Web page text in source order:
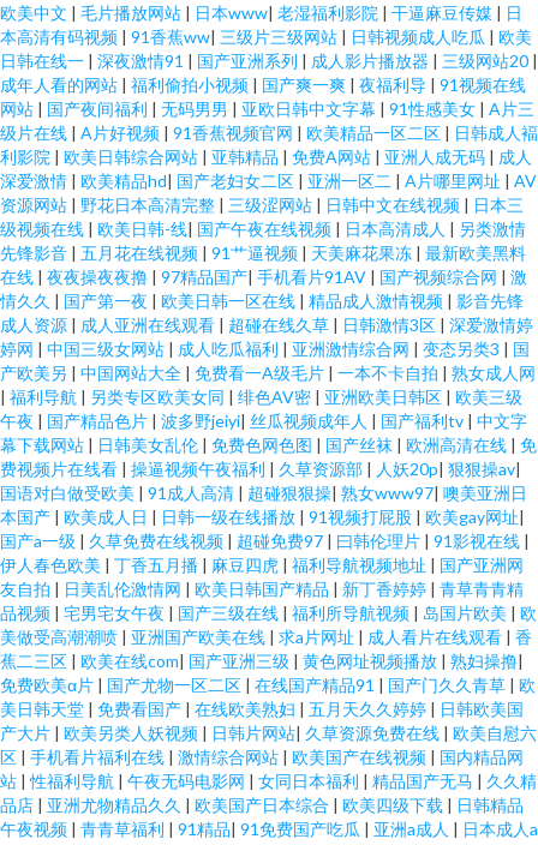
欧美中文 | 毛片播放网站 | 日本www| 老湿福利影院 | 干逼麻豆传媒 | 日
本高清有码视频 | 91香蕉ww| 三级片三级网站 | 日韩视频成人吃瓜 | 欧美
日韩在线一 | 深夜激情91 | 国产亚洲系列 | 成人影片播放器 | 三级网站20 |
成年人看的网站 | 福利偷拍小视频 | 国产爽一爽 | 夜福利导 | 91视频在线
网站 | 国产夜间福利 | 无码男男 | 亚欧日韩中文字幕 | 91性感美女 | A片三
级片在线 | A片好视频 | 91香蕉视频官网 | 欧美精品一区二区 | 日韩成人褔
利影院 | 欧美日韩综合网站 | 亚韩精品 | 免费A网站 | 亚洲人成无码 | 成人
深爱激情 | 欧美精品hd| 国产老妇女二区 | 亚洲一区二 | A片哪里网址 | AV
资源网站 | 野花日本高清完整 | 三级涩网站 | 日韩中文在线视频 | 日本三
级视频在线 | 欧美日韩-线| 国产午夜在线视频 | 日本高清成人 | 另类激情
先锋影音 | 五月花在线视频 | 91艹逼视频 | 天美麻花果冻 | 最新欧美黑料
在线 | 夜夜操夜夜撸 | 97精品国产| 手机看片91AV | 国产视频综合网 | 激
情久久 | 国产第一夜 | 欧美日韩一区在线 | 精品成人激情视频 | 影音先锋
成人资源 | 成人亚洲在线观看 | 超碰在线久草 | 日韩激情3区 | 深爱激情婷
婷网 | 中国三级女网站 | 成人吃瓜福利 | 亚洲激情综合网 | 变态另类3 | 国
产欧美另 | 中国网站大全 | 免费看一A级毛片 | 一本不卡自拍 | 熟女成人网
| 福利导航 | 另类专区欧美女同 | 绯色AV密 | 亚洲欧美日韩区 | 欧美三级
午夜 | 国产精品色片 | 波多野jeiyi| 丝瓜视频成年人 | 国产福利tv | 中文字
幕下载网站 | 日韩美女乱伦 | 免费色网色图 | 国产丝袜 | 欧洲高清在线 | 免
费视频片在线看 | 操逼视频午夜福利 | 久草资源部 | 人妖20p| 狠狠操av|
国语对白做受欧美 | 91成人高清 | 超碰狠狠操| 熟女www97| 噢美亚洲日
本国产 | 欧美成人日 | 日韩一级在线播放 | 91视频打屁股 | 欧美gay网址|
国产a一级 | 久草免费在线视频 | 超碰免费97 | 曰韩伦理片 | 91影视在线 |
伊人春色欧美 | 丁香五月播 | 麻豆四虎 | 福利导航视频地址 | 国产亚洲网
友自拍 | 日美乱伦激情网 | 欧美日韩国产精品 | 新丁香婷婷 | 青草青青精
品视频 | 宅男宅女午夜 | 国产三级在线 | 福利所导航视频 | 岛国片欧美 | 欧
美做受高潮潮喷 | 亚洲国产欧美在线 | 求a片网址 | 成人看片在线观看 | 香
蕉二三区 | 欧美在线com| 国产亚洲三级 | 黄色网址视频播放 | 熟妇操撸|
免费欧美α片 | 国产尤物一区二区 | 在线国产精品91 | 国产门久久青草 | 欧
美日韩天堂 | 免费看国产 | 在线欧美熟妇 | 五月天久久婷婷 | 日韩欧美国
产大片 | 欧美另类人妖视频 | 日韩片网站| 久草资源免费在线 | 欧美自慰六
区 | 手机看片福利在线 | 激情综合网站 | 欧美国产在线视频 | 国内精品网
站 |性福利导航 | 午夜无码电影网 | 女同日本福利 | 精品国产无马 | 久久精
品店 | 亚洲尤物精品久久 | 欧美国产日本综合 | 欧美四级下载 | 日韩精品
午夜视频 | 青青草福利 | 91精品| 91免费国产吃瓜 | 亚洲a成人 | 日本成人a